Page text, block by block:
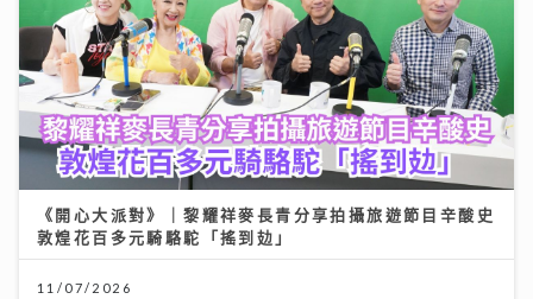
唱作歌手林暐竣西九開Mini Live 換足5套戰衣翻唱偶像
金曲 好happy